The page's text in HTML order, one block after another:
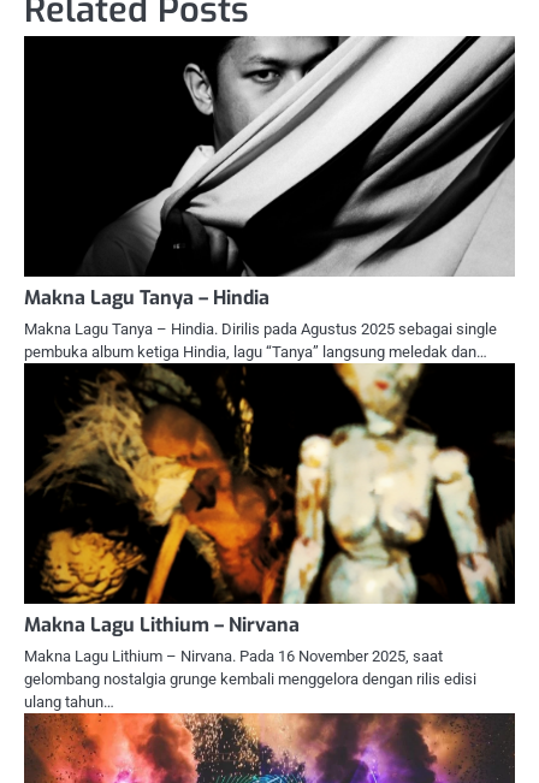
Related Posts
Makna Lagu Tanya – Hindia
Makna Lagu Tanya – Hindia. Dirilis pada Agustus 2025 sebagai single
pembuka album ketiga Hindia, lagu “Tanya” langsung meledak dan…
Makna Lagu Lithium – Nirvana
Makna Lagu Lithium – Nirvana. Pada 16 November 2025, saat
gelombang nostalgia grunge kembali menggelora dengan rilis edisi
ulang tahun…